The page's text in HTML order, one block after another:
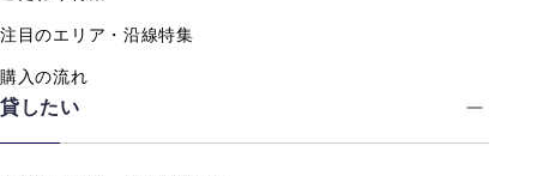
注目のエリア・沿線特集
購入の流れ
貸したい